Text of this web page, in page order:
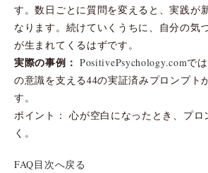
す。数日ごとに質問を変えると、実践が
なります。続けていくうちに、自分の気
が生まれてくるはずです。
実際の事例： PositivePsychology.comで
の意識を支える44の実証済みプロンプト
す。
ポイント： 心が空白になったとき、プロ
く。
FAQ目次へ戻る